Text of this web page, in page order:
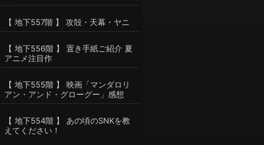
【 地下557階 】 攻殻・天幕・ヤニ
【 地下556階 】 置き手紙ご紹介 夏
アニメ注目作
【 地下555階 】 映画「マンダロリ
アン・アンド・グローグー」感想
【 地下554階 】 あの頃のSNKを教
えてください！